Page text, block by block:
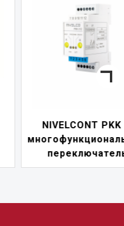
NIVELCONT PKK —
переключатель